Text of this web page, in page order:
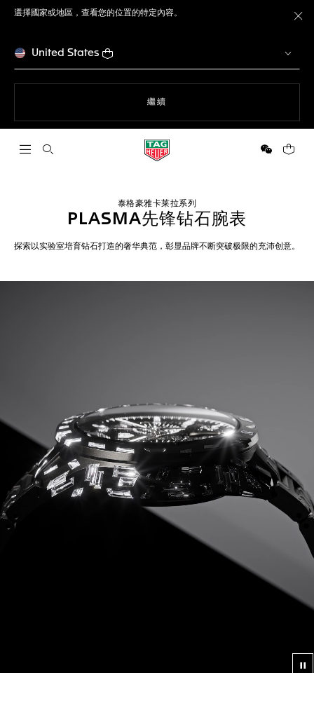
選擇國家或地區，查看您的位置的特定內容。
United States
繼續
開啟搜尋 微信 您的
泰格豪雅卡莱拉系列
PLASMA先锋钻石腕表
探索以实验室培育钻石打造的奢华典范，彰显品牌不断突破极限的充沛创意。